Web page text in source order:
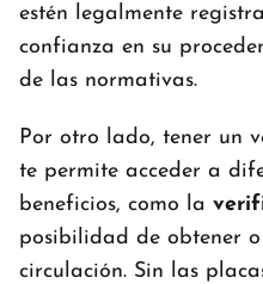
estén legalmente
confianza en su
de las normativas.
Por otro lado, tener un
te permite acceder a
beneficios, como la
posibilidad de obtener
circulación. Sin las